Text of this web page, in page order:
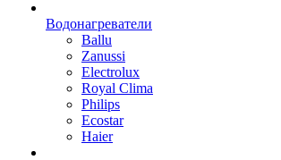
Водонагреватели
Ballu
Zanussi
Electrolux
Royal Clima
Philips
Ecostar
Haier